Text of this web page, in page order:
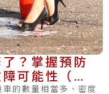
？掌握預防
可能性（熄
胎）
的數量相當多、密度